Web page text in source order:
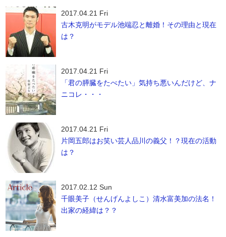
2017.04.21 Fri
古木克明がモデル池端忍と離婚！その理由と現在
は？
2017.04.21 Fri
「君の膵臓をたべたい」気持ち悪いんだけど、ナ
ニコレ・・・
2017.04.21 Fri
片岡五郎はお笑い芸人品川の義父！？現在の活動
は？
2017.02.12 Sun
千眼美子（せんげんよしこ）清水富美加の法名！
出家の経緯は？？